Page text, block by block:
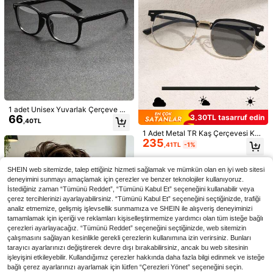
En Çok Satanlar Visivana
Visivana 1 Çift Unisex Kahverengi P
ilot Çerçeveli Mavi Lensli Minimalis
t Güneş Gözlüğü, Sürüş, Sokak Fot
oğrafçılığı, Alışveriş İçin Uygun, Tü
m Yüz Şekillerine Uyar, Yaz Plaj Tat
ili, Açık Hava Aktiviteleri ve Seyaha
t İçin Şık Bir Aksesuar
148 ,16TL
En Çok Satanlar REVENDINO
En Çok Satanlar REVENDINO
1 Çift Kadın Siyah Kare Büyük Boy
Güneş Gözlüğü, Taş Süslemeli, Part
i, Seyahat, Elektronik Müzik Festiva
li, Sportif Stil, Sürüş, Plaj, Tatil Atmo
sferi, Aile Gezisi, Golf, Yürüyüş, Şık
Kombin, Sokak Modası Aksesuarı, B
alıkçılık İçin Uygun
1 adet Unisex Retro Yuvarlak Şeffaf
Lensli Gözlük
1 adet Unisex Yuvarlak Çerçeve Y2
K Fütüristik Şeffaf Lensli Gözlük
66 ,40TL
3,30TL tasarruf edin
1 Adet Metal TR Kaş Çerçevesi Kar
e Perçin Stili Kapalı Alan Bilgisayar
Okuma Fotokromik Gözlük, Moda
Günlük Erkek Reçetesiz Gözlük
235 ,41TL -1%
SHEIN web sitemizde, talep ettiğiniz hizmeti sağlamak ve mümkün olan en iyi web sitesi
deneyimini sunmayı amaçlamak için çerezler ve benzer teknolojiler kullanıyoruz.
İstediğiniz zaman “Tümünü Reddet”, “Tümünü Kabul Et” seçeneğini kullanabilir veya
çerez tercihlerinizi ayarlayabilirsiniz. “Tümünü Kabul Et” seçeneğini seçtiğinizde, trafiği
analiz etmemize, gelişmiş işlevsellik sunmamıza ve SHEIN ile alışveriş deneyiminizi
tamamlamak için içeriği ve reklamları kişiselleştirmemize yardımcı olan tüm isteğe bağlı
çerezleri ayarlayacağız. “Tümünü Reddet” seçeneğini seçtiğinizde, web sitemizin
çalışmasını sağlayan kesinlikle gerekli çerezlerin kullanımına izin verirsiniz. Bunları
tarayıcı ayarlarınızı değiştirerek devre dışı bırakabilirsiniz, ancak bu web sitesinin
işleyişini etkileyebilir. Kullandığımız çerezler hakkında daha fazla bilgi edinmek ve isteğe
bağlı çerez ayarlarınızı ayarlamak için lütfen “Çerezleri Yönet” seçeneğini seçin.